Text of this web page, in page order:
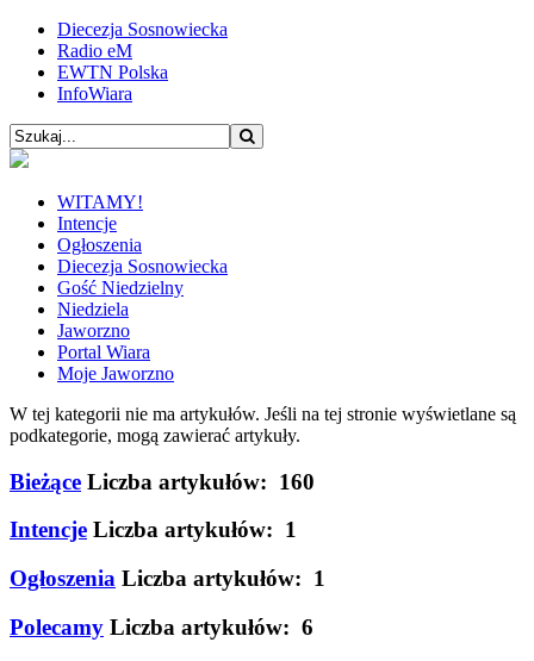
Diecezja Sosnowiecka
Radio eM
EWTN Polska
InfoWiara
WITAMY!
Intencje
Ogłoszenia
Diecezja Sosnowiecka
Gość Niedzielny
Niedziela
Jaworzno
Portal Wiara
Moje Jaworzno
W tej kategorii nie ma artykułów. Jeśli na tej stronie wyświetlane są
podkategorie, mogą zawierać artykuły.
Bieżące Liczba artykułów: 160
Intencje Liczba artykułów: 1
Ogłoszenia Liczba artykułów: 1
Polecamy Liczba artykułów: 6